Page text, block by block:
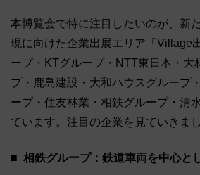
本博覧会で特に注目したいのが、新
現に向けた企業出展エリア「Village
ープ・KTグループ・NTT東日本・大
プ・鹿島建設・大和ハウスグループ
ープ・住友林業・相鉄グループ・清
ています。注目の企業を見ていきまし
相鉄グループ：鉄道車両を中心と